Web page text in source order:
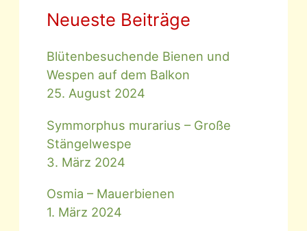
Neueste Beiträge
Blütenbesuchende Bienen und
Wespen auf dem Balkon
25. August 2024
Symmorphus murarius – Große
Stängelwespe
3. März 2024
Osmia – Mauerbienen
1. März 2024